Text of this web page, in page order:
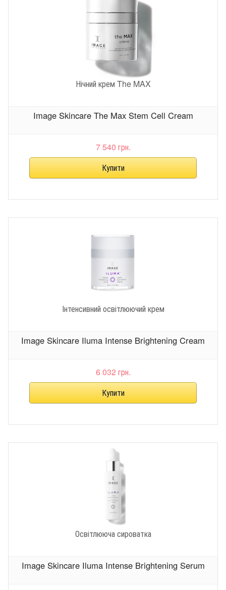
Нічний крем The MAX
Image Skincare The Max Stem Cell Cream
7 540 грн.
Інтенсивний освітлюючий крем
Image Skincare Iluma Intense Brightening Cream
6 032 грн.
Освітлююча сироватка
Image Skincare Iluma Intense Brightening Serum